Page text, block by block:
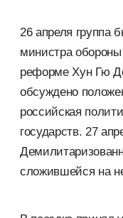
26 апреля группа
министра
реформе Хун Гю
обсуждено
российская
государств. 27
сложившейся на